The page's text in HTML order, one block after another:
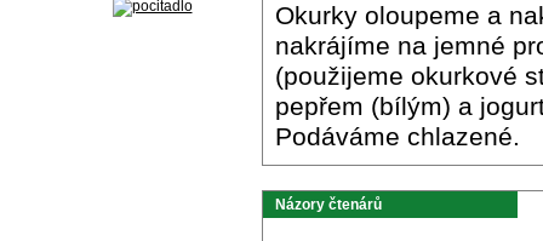
Okurky oloupeme a
nakrájíme na jemné
(použijeme okurkové
pepřem (bílým) a
Podáváme chlazené.
Názory čtenárů